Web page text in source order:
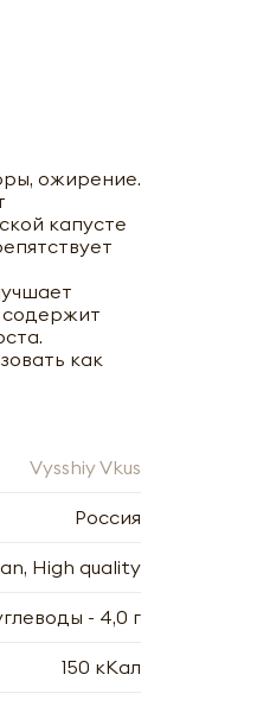
ожирение.
капусте
содержит
как
Vysshiy Vkus
Россия
High quality
- 4,0 г
150 кКал